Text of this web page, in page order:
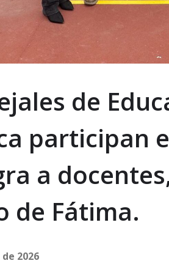
de
participan
a
de Fátima.
2026